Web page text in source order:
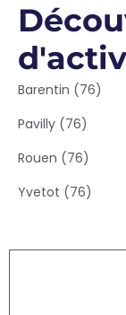
Barentin (76)
Pavilly (76)
Rouen (76)
Yvetot (76)